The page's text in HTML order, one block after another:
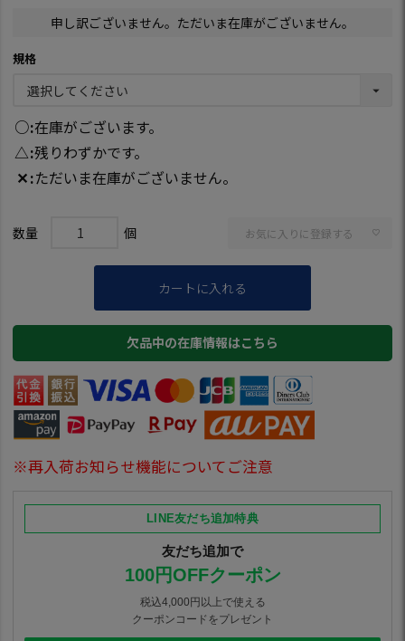
申し訳ございません。ただいま在庫がございません。
規格
○ 在庫がございます。
△ 残りわずかです。
✕ ただいま在庫がございません。
お気に入りに登録する
カートに入れる
欠品中の在庫情報はこちら
※再入荷お知らせ機能についてご注意
LINE友だち追加特典
友だち追加で
100円OFFクーポン
税込4,000円以上で使える
クーポンコードをプレゼント